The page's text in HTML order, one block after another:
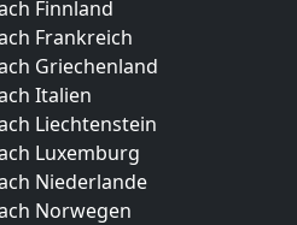
Finnland
Frankreich
Griechenland
Italien
Liechtenstein
Luxemburg
Niederlande
Norwegen